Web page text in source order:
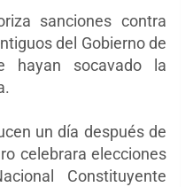
sanciones contra
del Gobierno de
hayan socavado la
un día después de
celebrara elecciones
Constituyente